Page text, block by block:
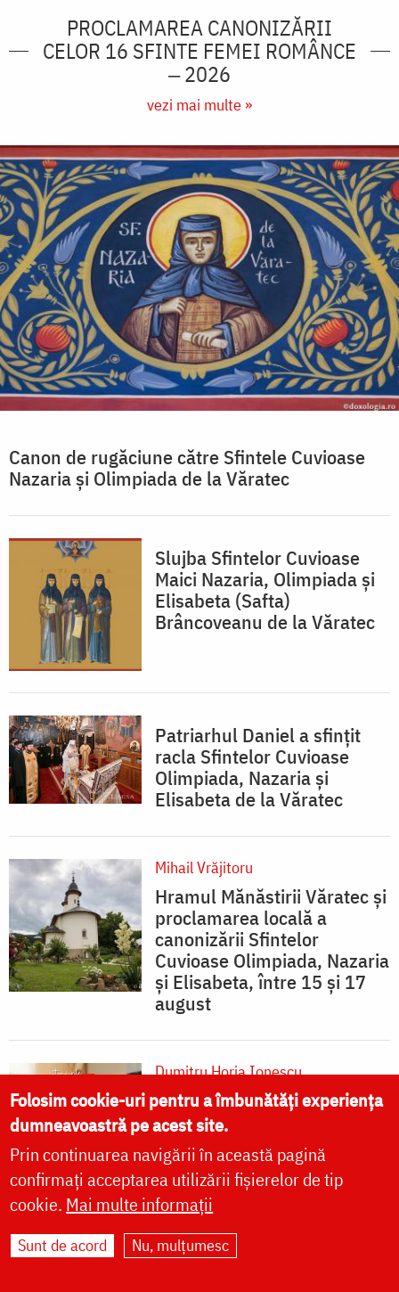
PROCLAMAREA CANONIZĂRII
CELOR 16 SFINTE FEMEI ROMÂNCE
‒ 2026
vezi mai multe »
Canon de rugăciune către Sfintele Cuvioase
Nazaria și Olimpiada de la Văratec
Slujba Sfintelor Cuvioase
Maici Nazaria, Olimpiada și
Elisabeta (Safta)
Brâncoveanu de la Văratec
Patriarhul Daniel a sfințit
racla Sfintelor Cuvioase
Olimpiada, Nazaria și
Elisabeta de la Văratec
Mihail Vrăjitoru
Hramul Mănăstirii Văratec și
proclamarea locală a
canonizării Sfintelor
Cuvioase Olimpiada, Nazaria
și Elisabeta, între 15 și 17
august
Dumitru Horia Ionescu
(Video) În dialog cu Dumitru
Horia Ionescu: „Trebuie să ai
curajul de a te apropia de
Iisus Hristos”
Florentina Mătrescu
Folosim cookie-uri pentru a îmbunătăți experiența
dumneavoastră pe acest site.
Prin continuarea navigării în această pagină
confirmați acceptarea utilizării fișierelor de tip
cookie. Mai multe informații
Sunt de acord Nu, mulțumesc